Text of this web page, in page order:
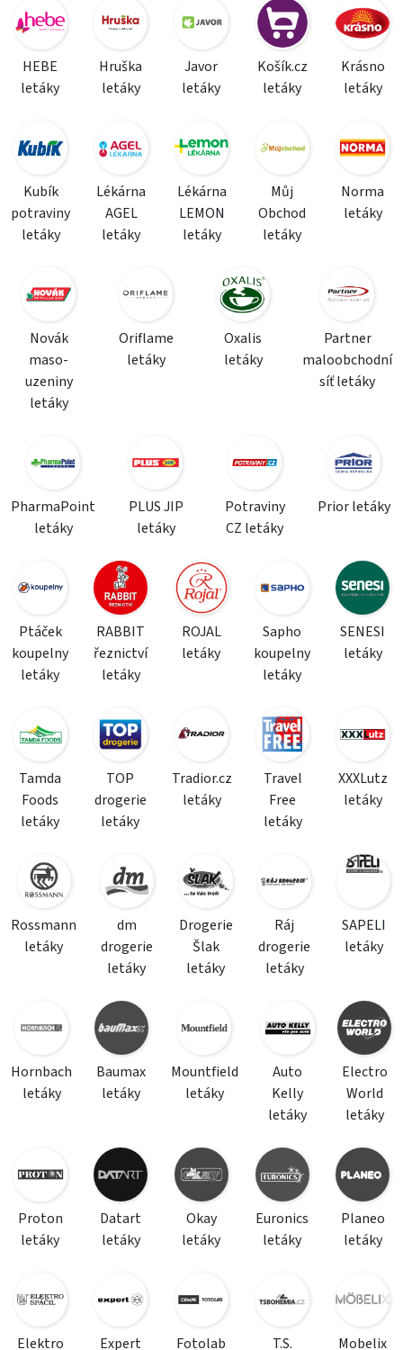
HEBE
letáky
Hruška
letáky
Javor
letáky
Košík.cz
letáky
Krásno
letáky
Kubík
potraviny
letáky
Lékárna
AGEL
letáky
Lékárna
LEMON
letáky
Můj
Obchod
letáky
Norma
letáky
Novák
maso-
uzeniny
letáky
Oriflame
letáky
Oxalis
letáky
Partner
maloobchodní
síť letáky
PharmaPoint
letáky
PLUS JIP
letáky
Potraviny
CZ letáky
Prior letáky
Ptáček
koupelny
letáky
RABBIT
řeznictví
letáky
ROJAL
letáky
Sapho
koupelny
letáky
SENESI
letáky
Tamda
Foods
letáky
TOP
drogerie
letáky
Tradior.cz
letáky
Travel
Free
letáky
XXXLutz
letáky
Rossmann
letáky
dm
drogerie
letáky
Drogerie
Šlak
letáky
Ráj
drogerie
letáky
SAPELI
letáky
Hornbach
letáky
Baumax
letáky
Mountfield
letáky
Auto
Kelly
letáky
Electro
World
letáky
Proton
letáky
Datart
letáky
Okay
letáky
Euronics
letáky
Planeo
letáky
Elektro
Expert
Fotolab
T.S.
Mobelix